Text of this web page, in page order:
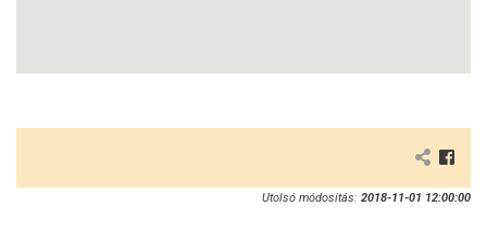
Utolsó módosítás: 2018-11-01 12:00:00